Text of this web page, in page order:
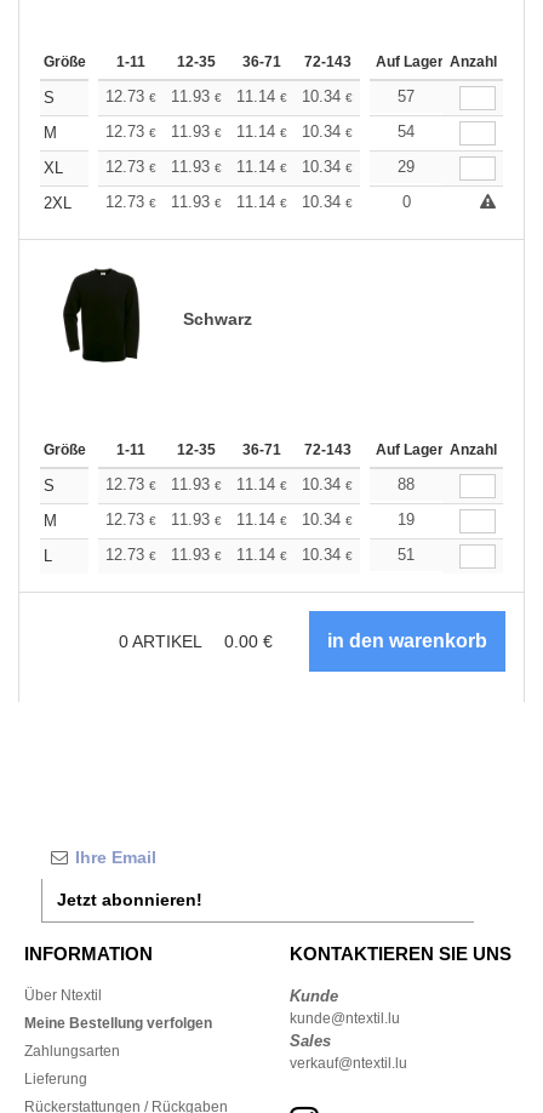
Größe 1-11 12-35 36-71 72-143 144-287 288 + Mehr
Auf Lager Anzahl
S 12.73 € 11.93 € 11.14 € 10.34 € 9.55€
57
M
12.73 € 11.93 € 11.14 € 10.34 € 9.55€
54
XL
12.73 € 11.93 € 11.14 € 10.34 € 9.55€
29
2XL
12.73 € 11.93 € 11.14 € 10.34 € 9.55€
0
Schwarz
Größe 1-11 12-35 36-71 72-143 144-287 288 + Mehr
Auf Lager Anzahl
S 12.73 € 11.93 € 11.14 € 10.34 € 9.55€
88
M
12.73 € 11.93 € 11.14 € 10.34 € 9.55€
19
L
12.73 € 11.93 € 11.14 € 10.34 € 9.55€
51
0ARTIKEL 0.00 €
Jetzt abonnieren!
INFORMATION
Über Ntextil
Meine Bestellung verfolgen
Zahlungsarten
Lieferung
Rückerstattungen / Rückgaben
KONTAKTIEREN SIE UNS
Kunde
kunde@ntextil.lu
Sales
verkauf@ntextil.lu